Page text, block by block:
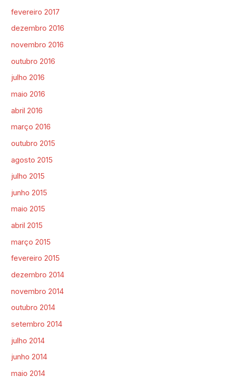
fevereiro 2017
dezembro 2016
novembro 2016
outubro 2016
julho 2016
maio 2016
abril 2016
março 2016
outubro 2015
agosto 2015
julho 2015
junho 2015
maio 2015
abril 2015
março 2015
fevereiro 2015
dezembro 2014
novembro 2014
outubro 2014
setembro 2014
julho 2014
junho 2014
maio 2014